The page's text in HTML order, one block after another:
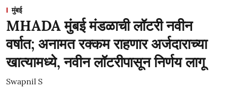
मुंबई
MHADA मुंबई मंडळाची लॉटरी नवीन
वर्षात; अनामत रक्कम राहणार अर्जदाराच्या
खात्यामध्ये, नवीन लॉटरीपासून निर्णय लागू
Swapnil S